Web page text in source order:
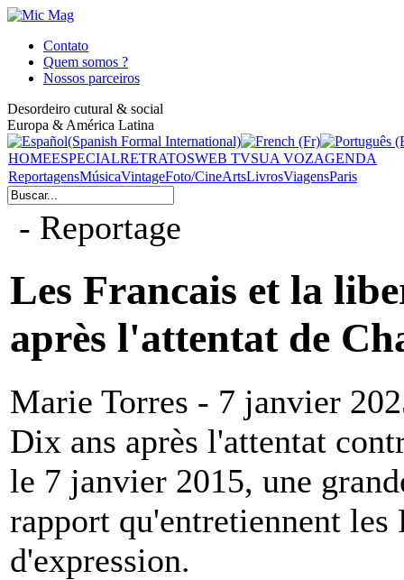
Contato
Quem somos ?
Nossos parceiros
Desordeiro cutural & social
Europa & América Latina
HOMEESPECIALRETRATOSWEB TVSUA VOZAGENDA
ReportagensMúsicaVintageFoto/CineArtsLivrosViagensParis
- Reportage
Les Francais et la
après l'attentat de
Marie Torres - 7 janvier
Dix ans après l'attentat
le 7 janvier 2015, une
rapport qu'entretiennent
d'expression.